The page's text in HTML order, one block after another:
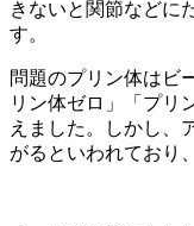
きないと関節などに
す。
問題のプリン体はビ
リン体ゼロ」「プリ
えました。しかし、
がるといわれており